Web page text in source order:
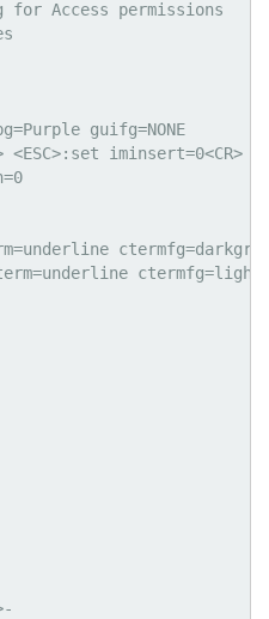
for Access permissions
guifg=NONE
<ESC>:set iminsert=0<CR>